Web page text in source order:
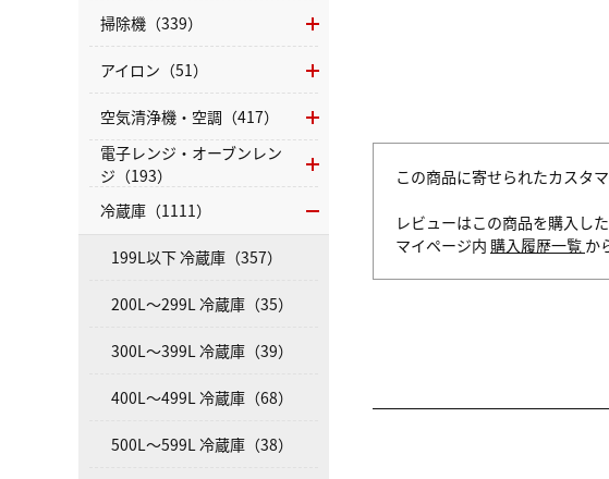
この商品に寄せられたカスタ
レビューはこの商品を購入し
マイページ内 購入履歴一覧 か
掃除機（339）
アイロン（51）
空気清浄機・空調（417）
電子レンジ・オーブンレン
ジ（193）
冷蔵庫（1111）
199L以下 冷蔵庫（357）
200L～299L 冷蔵庫（35）
300L～399L 冷蔵庫（39）
400L～499L 冷蔵庫（68）
500L～599L 冷蔵庫（38）